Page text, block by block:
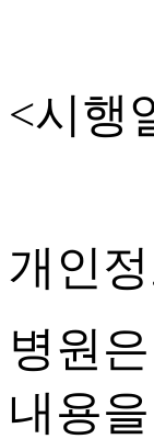
<시행
개인
병원
내용